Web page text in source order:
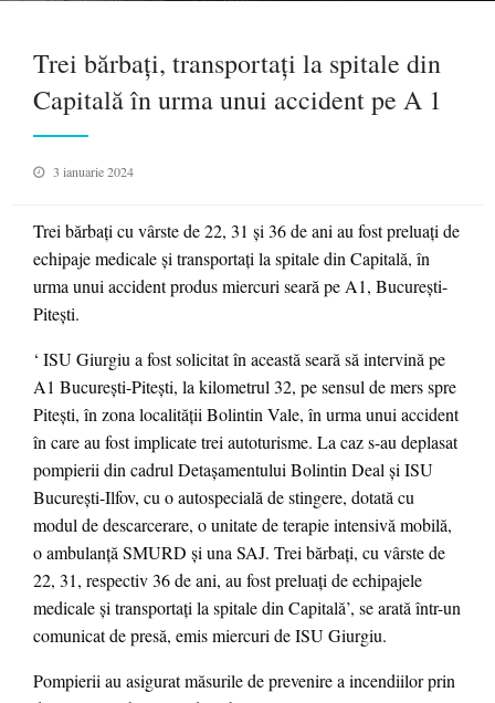
Trei bărbaţi, transportaţi la spitale din
Capitală în urma unui accident pe A 1
Posted
3 ianuarie 2024
Trei bărbaţi cu vârste de 22, 31 şi 36 de ani au fost preluaţi de
echipaje medicale şi transportaţi la spitale din Capitală, în
urma unui accident produs miercuri seară pe A1, Bucureşti-
Piteşti.
‘ ISU Giurgiu a fost solicitat în această seară să intervină pe
A1 Bucureşti-Piteşti, la kilometrul 32, pe sensul de mers spre
Piteşti, în zona localităţii Bolintin Vale, în urma unui accident
în care au fost implicate trei autoturisme. La caz s-au deplasat
pompierii din cadrul Detaşamentului Bolintin Deal şi ISU
Bucureşti-Ilfov, cu o autospecială de stingere, dotată cu
modul de descarcerare, o unitate de terapie intensivă mobilă,
o ambulanţă SMURD şi una SAJ. Trei bărbaţi, cu vârste de
22, 31, respectiv 36 de ani, au fost preluaţi de echipajele
medicale şi transportaţi la spitale din Capitală’, se arată într-un
comunicat de presă, emis miercuri de ISU Giurgiu.
Pompierii au asigurat măsurile de prevenire a incendiilor prin